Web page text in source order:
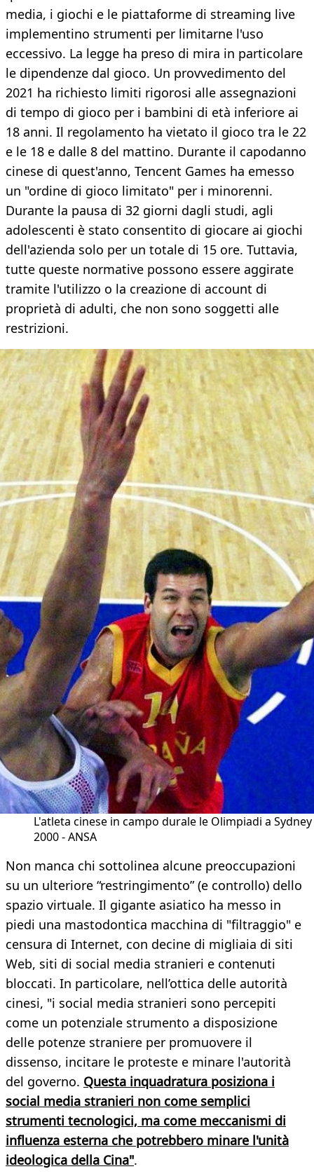
media, i giochi e le piattaforme di streaming live
implementino strumenti per limitarne l'uso
eccessivo. La legge ha preso di mira in particolare
le dipendenze dal gioco. Un provvedimento del
2021 ha richiesto limiti rigorosi alle assegnazioni
di tempo di gioco per i bambini di età inferiore ai
18 anni. Il regolamento ha vietato il gioco tra le 22
e le 18 e dalle 8 del mattino. Durante il capodanno
cinese di quest'anno, Tencent Games ha emesso
un "ordine di gioco limitato" per i minorenni.
Durante la pausa di 32 giorni dagli studi, agli
adolescenti è stato consentito di giocare ai giochi
dell'azienda solo per un totale di 15 ore. Tuttavia,
tutte queste normative possono essere aggirate
tramite l'utilizzo o la creazione di account di
proprietà di adulti, che non sono soggetti alle
restrizioni.
L'atleta cinese in campo durale le Olimpiadi a
2000 - ANSA
Non manca chi sottolinea alcune preoccupazioni
su un ulteriore “restringimento” (e controllo) dello
spazio virtuale. Il gigante asiatico ha messo in
piedi una mastodontica macchina di "filtraggio" e
censura di Internet, con decine di migliaia di siti
Web, siti di social media stranieri e contenuti
bloccati. In particolare, nell’ottica delle autorità
cinesi, "i social media stranieri sono percepiti
come un potenziale strumento a disposizione
delle potenze straniere per promuovere il
dissenso, incitare le proteste e minare l'autorità
del governo. Questa inquadratura posiziona i
social media stranieri non come semplici
strumenti tecnologici, ma come meccanismi di
influenza esterna che potrebbero minare l'unità
ideologica della Cina".